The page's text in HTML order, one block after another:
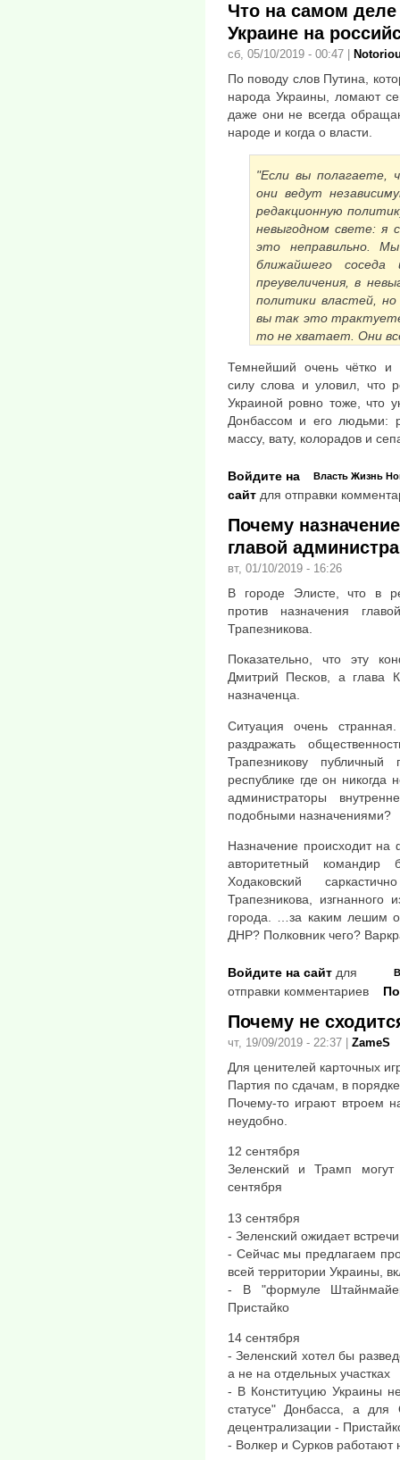
Что на самом
Украине на
сб, 05/10/2019 - 00:47
По поводу слов Путина,
народа Украины, ломают
даже они не всегда
народе и когда о власти.
"Если вы полагаете,
они ведут
редакционную
невыгодном свете: я
это неправильно.
ближайшего соседа
преувеличения, в
политики властей,
вы так это
то не хватает. Они
Темнейший очень чётко и
силу слова и уловил, что
Украиной ровно тоже, что
Донбассом и его людьми:
массу, вату, колорадов и
Власть Жизнь
Войдите на
сайт для отправки
Почему
главой
вт, 01/10/2019 - 16:26
В городе Элисте, что в
против назначения
Трапезникова.
Показательно, что эту
Дмитрий Песков, а глава
назначенца.
Ситуация очень
раздражать
Трапезникову
республике где он
администраторы
подобными назначениями?
Назначение происходит
авторитетный командир
Ходаковский
Трапезникова, изгнанного
города. …за каким лешим
ДНР? Полковник чего?
Войдите на сайт для
отправки комментариев
Почему не
чт, 19/09/2019 - 22:37 ZameS
Для ценителей карточных
Партия по сдачам, в
Почему-то играют втроем
неудобно.
12 сентября
Зеленский и Трамп
сентября
13 сентября
- Зеленский ожидает
- Сейчас мы предлагаем
всей территории Украины,
- В "формуле
Пристайко
14 сентября
- Зеленский хотел бы
а не на отдельных участках
- В Конституцию Украины
статусе" Донбасса, а для
децентрализации -
- Волкер и Сурков работают